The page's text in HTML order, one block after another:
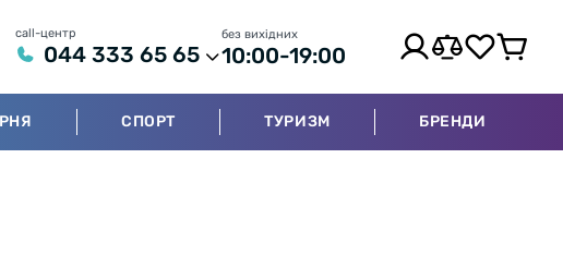
call-центр
044 333 65 65
без вихідних
10:00-19:00
СПОРТ ТУРИЗМ БРЕНДИ